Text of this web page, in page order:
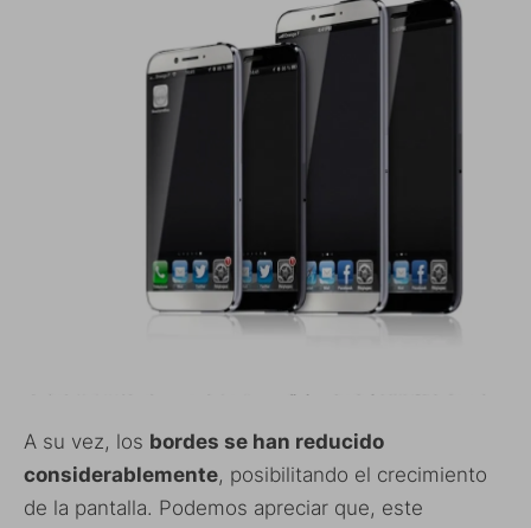
A su vez, los bordes se han reducido
considerablemente, posibilitando el crecimiento
de la pantalla. Podemos apreciar que, este